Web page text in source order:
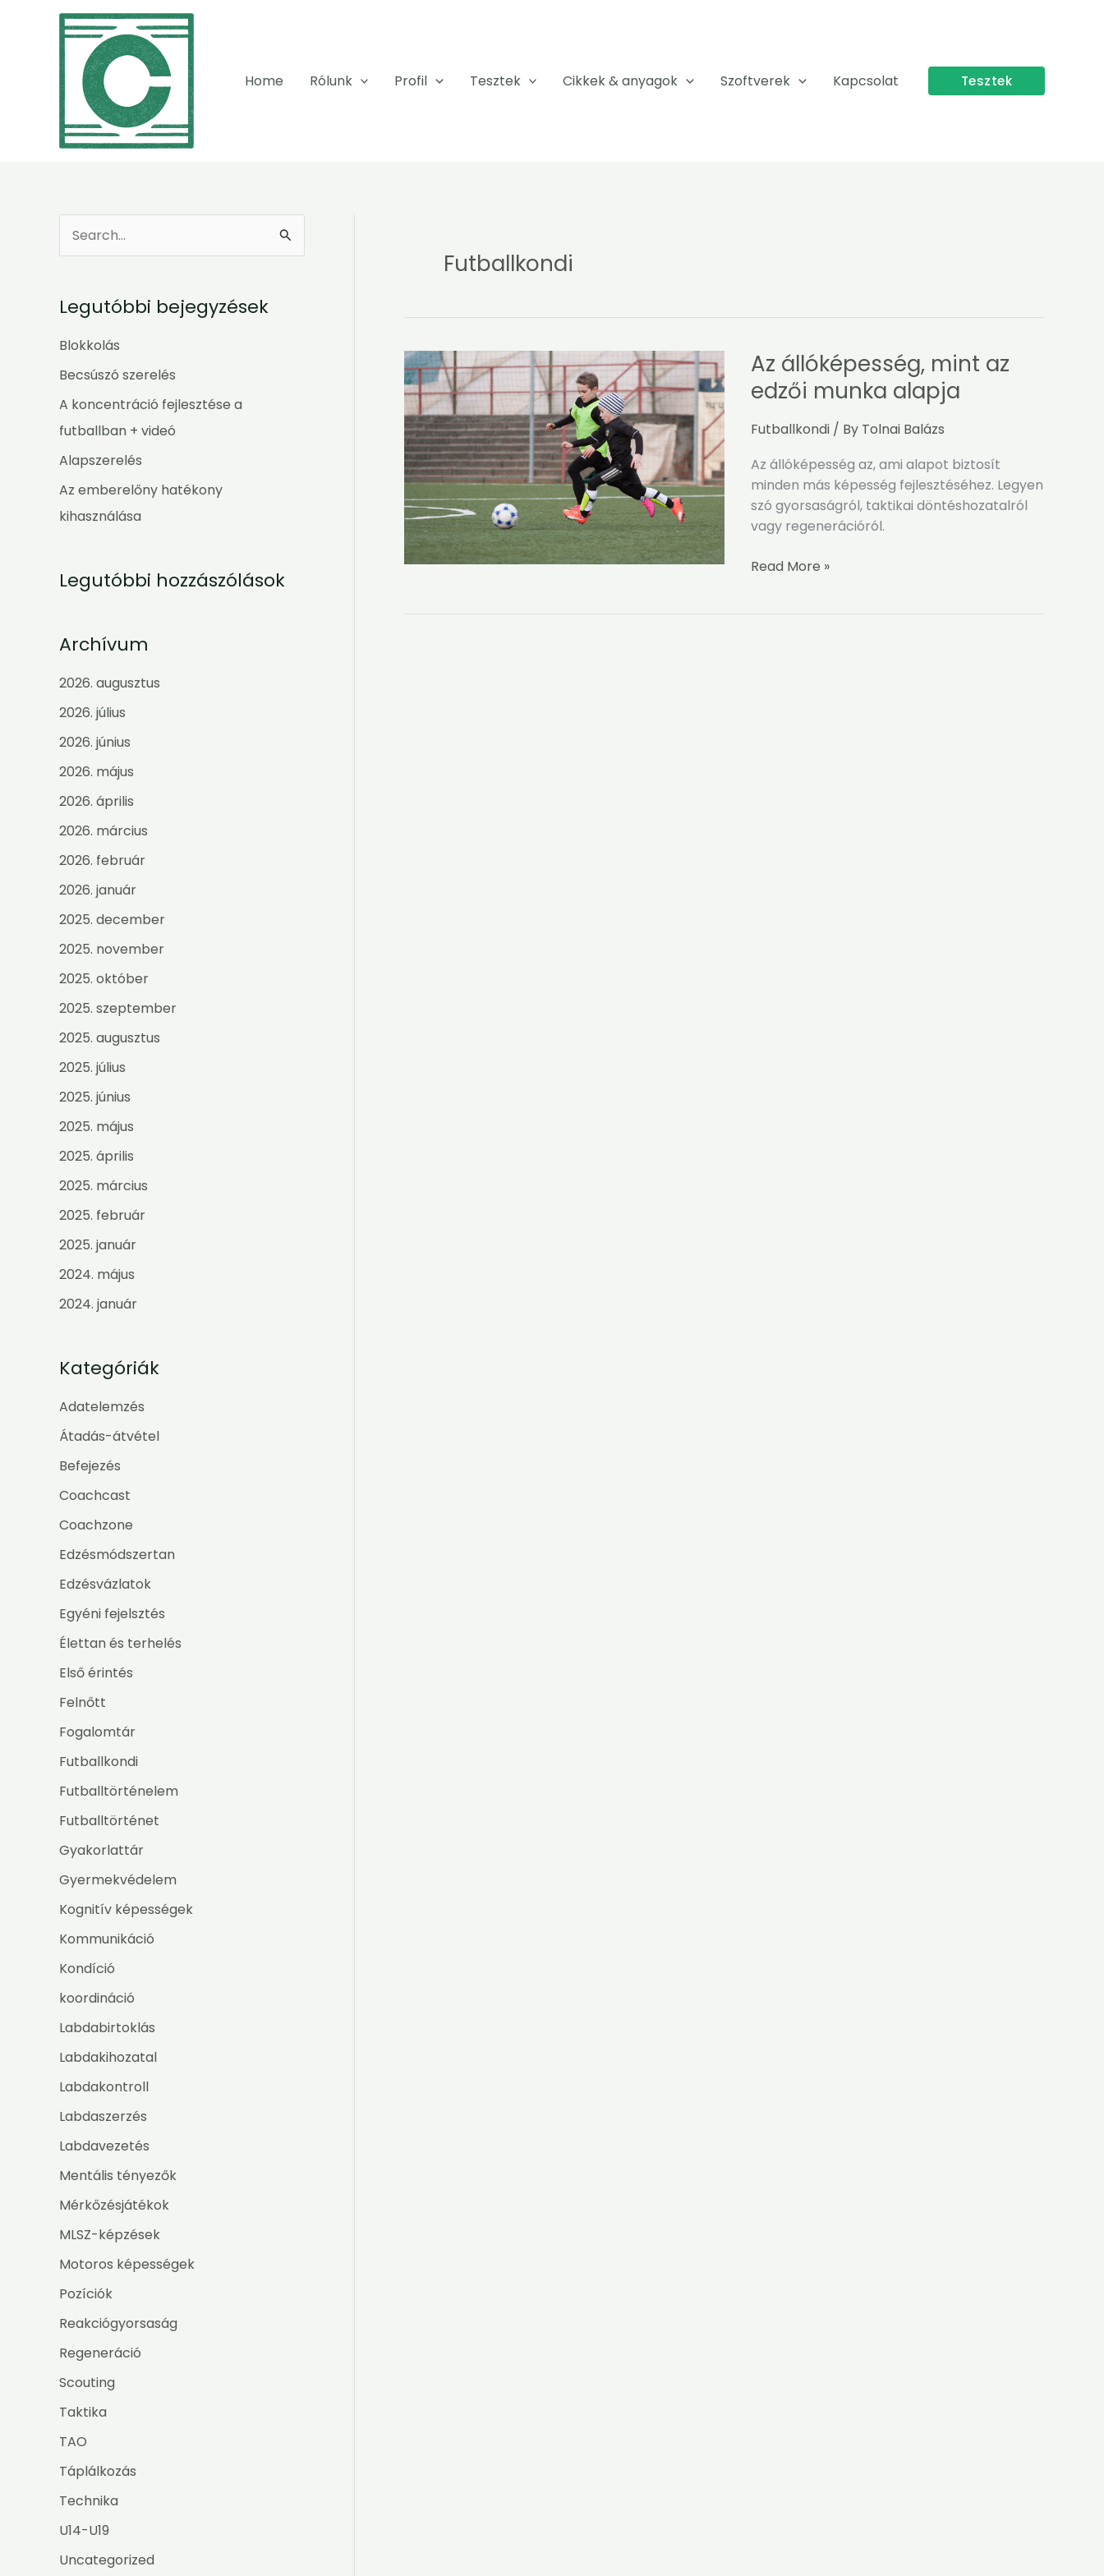
Home
Rólunk Profil Tesztek Cikkek & anyagok Szoftverek Kapcsolat Tesztek
r
c
h
f
o
Legutóbbi bejegyzések
Blokkolás
Becsúszó szerelés
A koncentráció fejlesztése a
futballban + videó
Alapszerelés
Az emberelőny hatékony
kihasználása
Legutóbbi hozzászólások
Archívum
2026. augusztus
2026. július
2026. június
2026. május
2026. április
2026. március
2026. február
2026. január
2025. december
2025. november
2025. október
2025. szeptember
2025. augusztus
2025. július
2025. június
2025. május
2025. április
2025. március
2025. február
2025. január
2024. május
2024. január
Kategóriák
Adatelemzés
Átadás-átvétel
Befejezés
Coachcast
Coachzone
Edzésmódszertan
Edzésvázlatok
Egyéni fejelsztés
Élettan és terhelés
Első érintés
Felnőtt
Fogalomtár
Futballkondi
Futballtörténelem
Futballtörténet
Gyakorlattár
Gyermekvédelem
Kognitív képességek
Kommunikáció
Kondíció
koordináció
Labdabirtoklás
Labdakihozatal
Labdakontroll
Labdaszerzés
Labdavezetés
Mentális tényezők
Mérkőzésjátékok
MLSZ-képzések
Motoros képességek
Pozíciók
Reakciógyorsaság
Regeneráció
Scouting
Taktika
TAO
Táplálkozás
Technika
U14-U19
Uncategorized
Futballkondi
Az állóképesség, mint az
edzői munka alapja
Futballkondi/ By Tolnai Balázs
Az állóképesség az, ami alapot biztosít
minden más képesség fejlesztéséhez. Legyen
szó gyorsaságról, taktikai döntéshozatalról
vagy regenerációról.
Az
állóképesség,
mint
az
munka
alapja
Read More »